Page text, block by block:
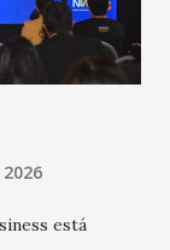
risco à
saber fazer a
está